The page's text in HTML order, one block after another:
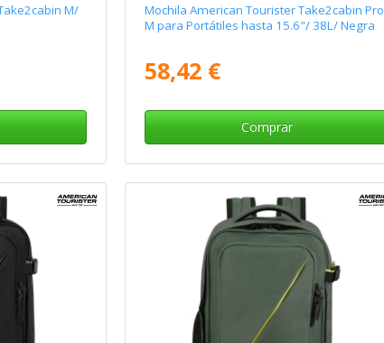
M/
Mochila American Tourister Take2cabin Pro
M para Portátiles hasta 15.6"/ 38L/ Negra
58,42 €
Comprar